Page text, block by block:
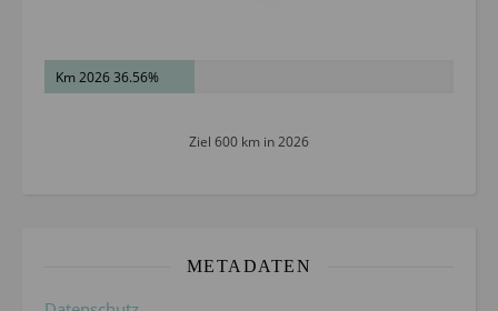
Km 2026 36.56%
Ziel 600 km in 2026
METADATEN